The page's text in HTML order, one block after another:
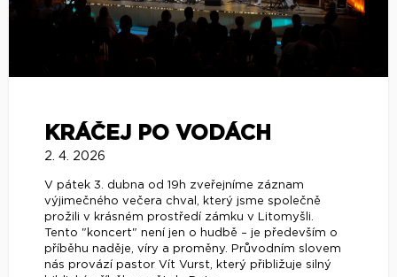
KRÁČEJ PO VODÁCH
2. 4. 2026
V pátek 3. dubna od 19h zveřejníme záznam
výjimečného večera chval, který jsme společně
prožili v krásném prostředí zámku v Litomyšli.
Tento "koncert" není jen o hudbě – je především o
příběhu naděje, víry a proměny. Průvodním slovem
nás provází pastor Vít Vurst, který přibližuje silný